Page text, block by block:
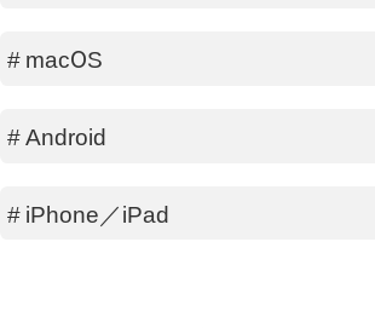
#macOS
#Android
#iPhone／iPad